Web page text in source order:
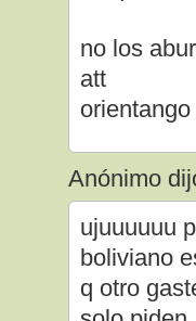
no los
att
orientango
Anónimo
ujuuuuuu
boliviano
q otro